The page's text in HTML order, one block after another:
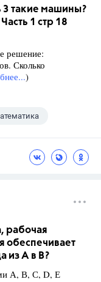
3 такие машины?
1 стр 18
решение:
Сколько
)
рабочая
обеспечивает
из А в В?
А, В, С, D, Е